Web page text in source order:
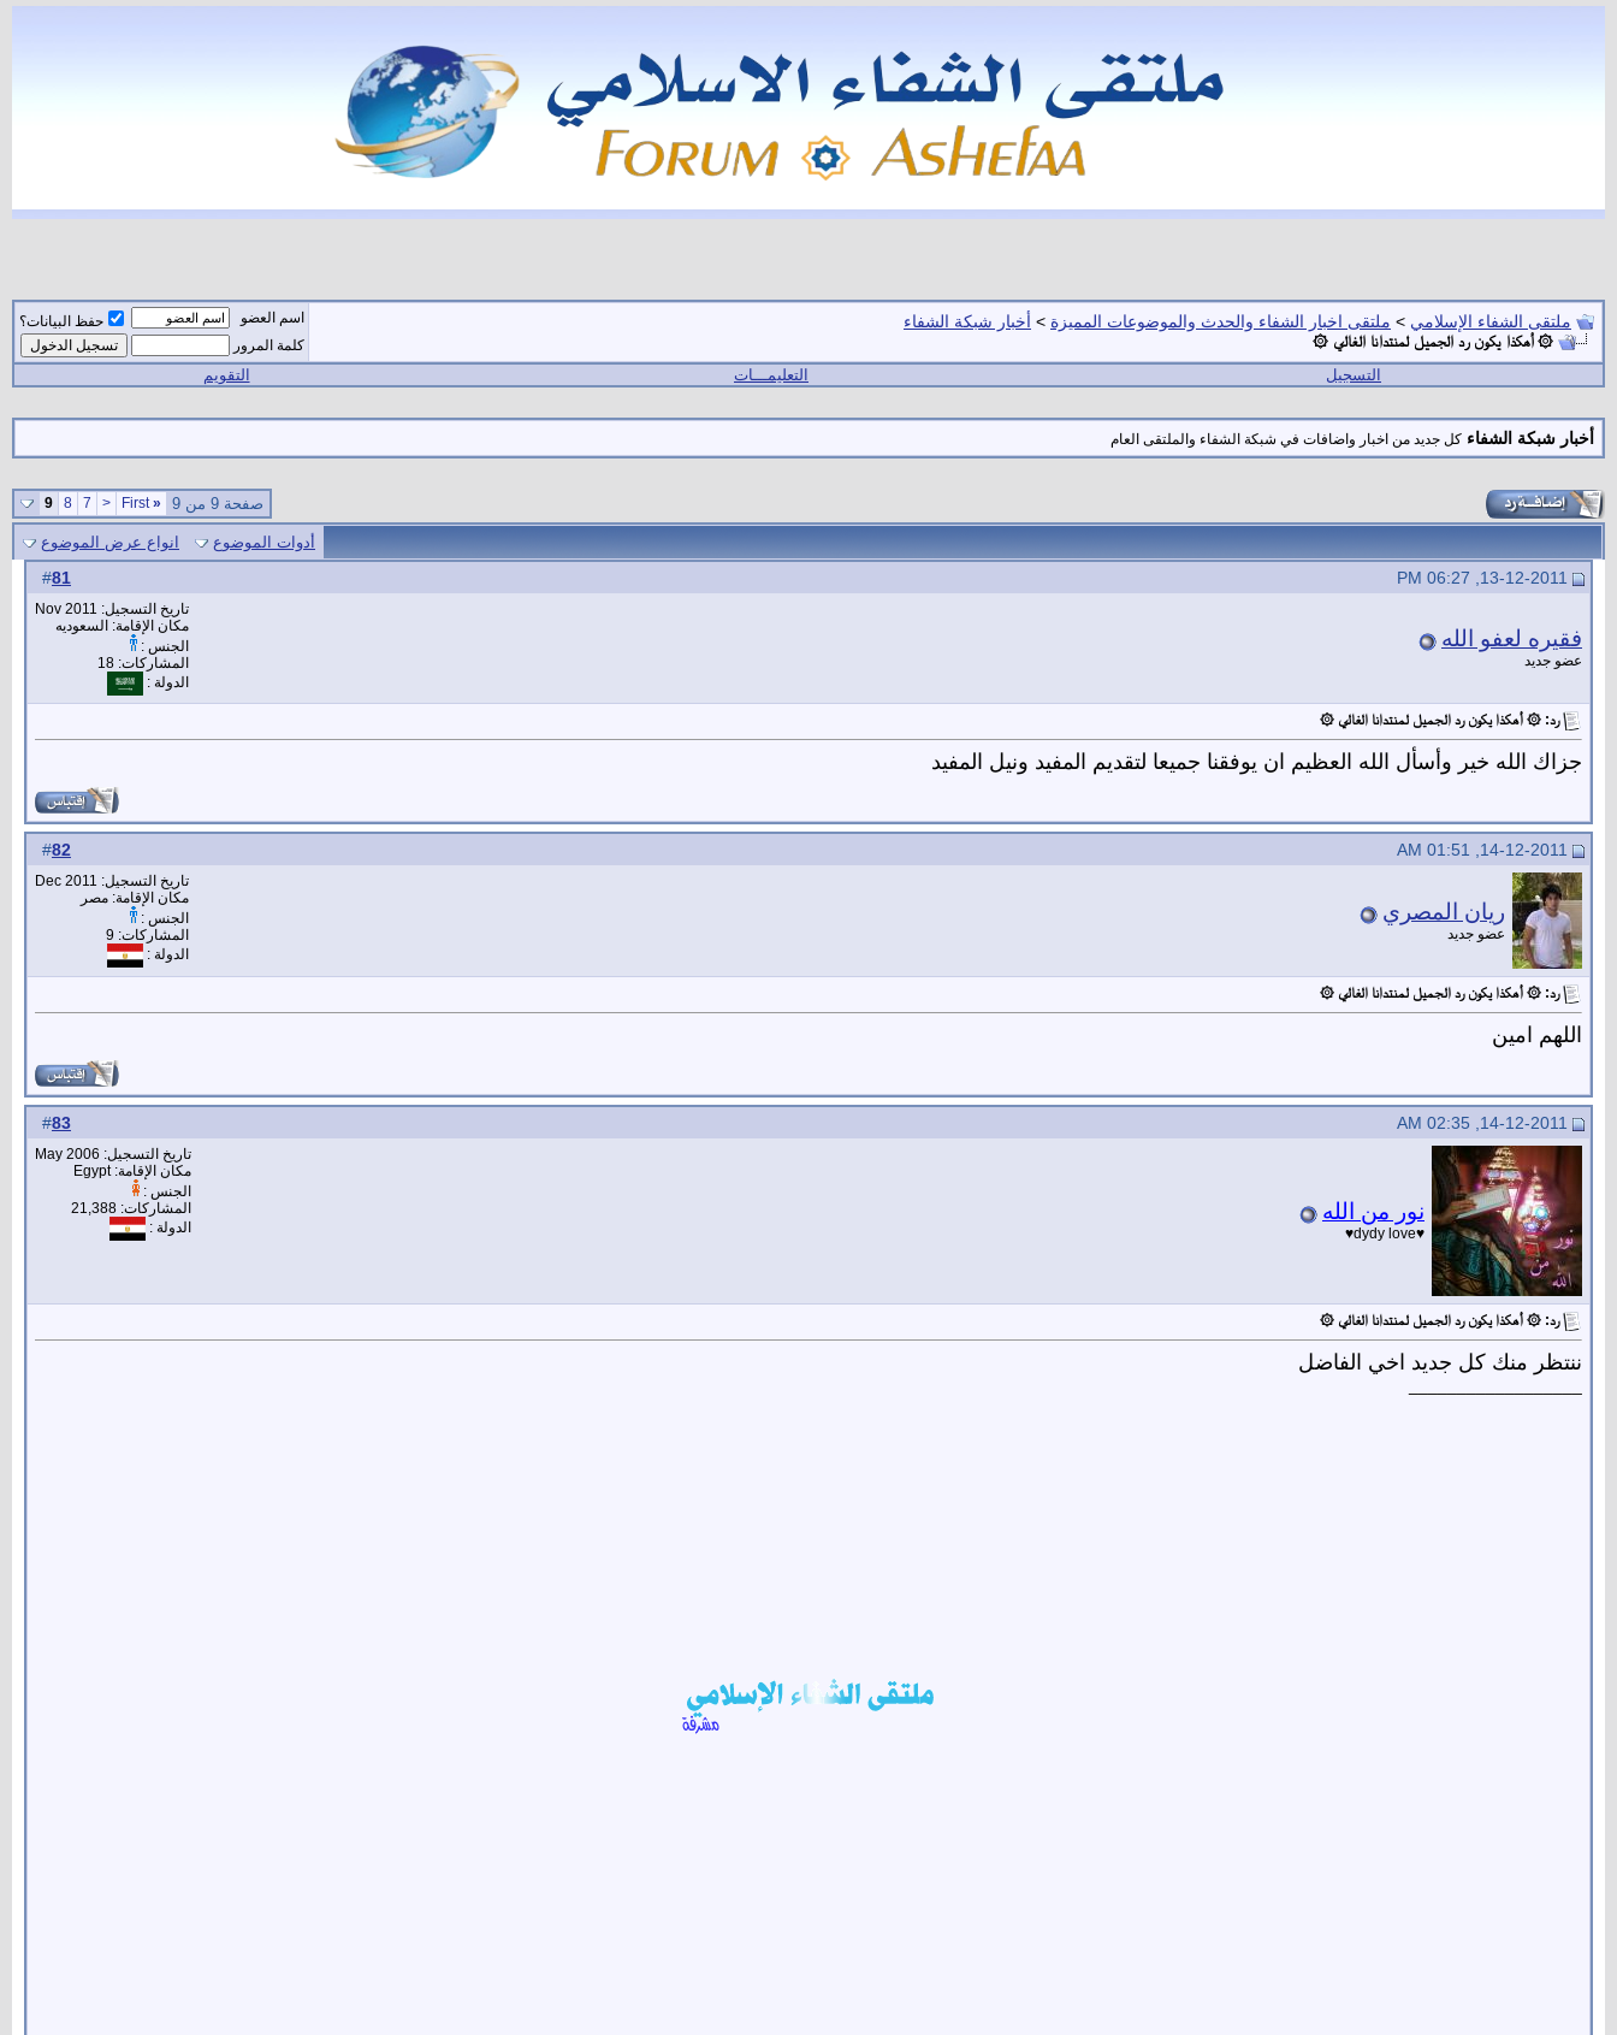
ملتقى الشفاء الإسلامي > ملتقى اخبار الشفاء والحدث والموضوعات المميزة > أخبار شبكة الشفاء
۞ أهكذا يكون رد الجميل لمنتدانا الغالي ۞
اسم العضو
حفظ البيانات؟
كلمة المرور
التسجيل التعليمـــات التقويم
أخبار شبكة الشفاء كل جديد من اخبار واضافات في شبكة الشفاء والملتقى العام
صفحة 9 من 9 «
First
<
7
8
9
أدوات الموضوع انواع عرض الموضوع
81
فقيره لعفو الله
عضو جديد
تاريخ التسجيل: Nov 2011
مكان الإقامة: السعوديه
الجنس :
المشاركات: 18
الدولة :
رد: ۞ أهكذا يكون رد الجميل لمنتدانا الغالي ۞
جزاك الله خير وأسأل الله العظيم ان يوفقنا جميعا لتقديم المفيد ونيل المفيد
82
ريان المصري
عضو جديد
تاريخ التسجيل: Dec 2011
مكان الإقامة: مصر
الجنس :
المشاركات: 9
الدولة :
رد: ۞ أهكذا يكون رد الجميل لمنتدانا الغالي ۞
اللهم امين
83
نور من الله
♥dydy love♥
تاريخ التسجيل: May 2006
مكان الإقامة: Egypt
الجنس :
المشاركات: 21,388
الدولة :
رد: ۞ أهكذا يكون رد الجميل لمنتدانا الغالي ۞
ننتظر منك كل جديد اخي الفاضل